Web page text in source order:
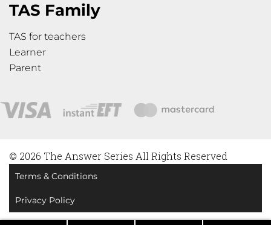
TAS Family
TAS for teachers
Learner
Parent
© 2026 The Answer Series All Rights Reserved
Terms & Conditions
Privacy Policy